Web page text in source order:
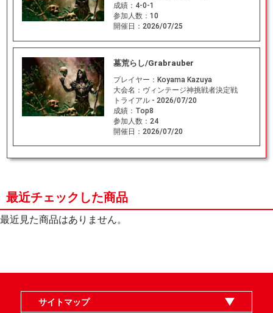
成績： 4-0-1
参加人数： 10
開催日： 2026/07/25
墓荒らし/Grabrauber
プレイヤー： Koyama Kazuya
大会名： ヴィンテージ神挑戦者決定戦
トライアル - 2026/07/20
成績： Top8
参加人数： 24
開催日： 2026/07/20
最近チェックした商品
最近見た商品はありません。
サイトマップ